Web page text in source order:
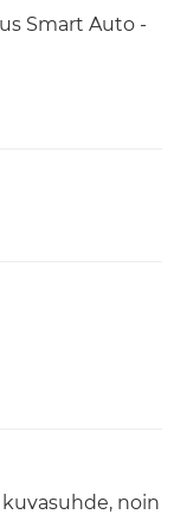
Smart Auto -
noin